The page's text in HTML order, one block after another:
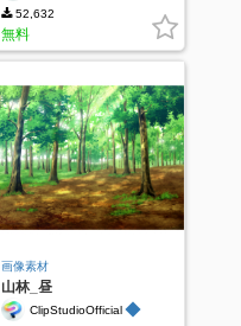
52,632
無料
画像素材
山林_昼
ClipStudioOfficial ◆